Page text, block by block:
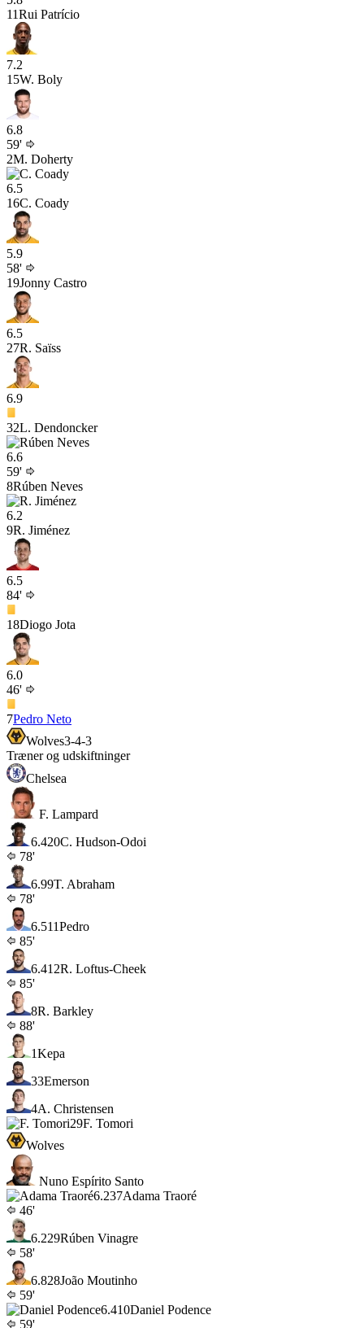
11Rui Patrício
7.2
15W. Boly
6.8
59'
2M. Doherty
6.5
16C. Coady
5.9
58'
19Jonny Castro
6.5
27R. Saïss
6.9
32L. Dendoncker
6.6
59'
8Rúben Neves
6.2
9R. Jiménez
6.5
84'
18Diogo Jota
6.0
46'
7Pedro Neto
Wolves3-4-3
Træner og udskiftninger
Chelsea
F. Lampard
6.420C. Hudson-Odoi
78'
6.99T. Abraham
78'
6.511Pedro
85'
6.412R. Loftus-Cheek
85'
8R. Barkley
88'
1Kepa
33Emerson
4A. Christensen
29F. Tomori
Wolves
Nuno Espírito Santo
6.237Adama Traoré
46'
6.229Rúben Vinagre
58'
6.828João Moutinho
59'
6.410Daniel Podence
59'